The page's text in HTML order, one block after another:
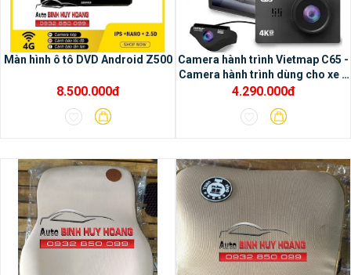
1/ Tiện ích của màng hình
– Trãi nghiệm các ứng dụng đa
tô trở nên sang trọng hơn– Kết nối được
thuận tiện– Sản phẩm chính hãng, thương
hiệu quốc tế, công nghệ Nhật Bản– Gồm
màn hình 9 inch và 10 inch– Độ bền & độ
ổn định cao, cấu hình mạnh mẽ, cảm ứng
mượt mà– Dễ dàng lắp đặt mà không ảnh
hưởng đến các phần thiết bị cơ bản của
Màn hình ô tô DVD Android Z500
8.500.000đ
Camera hành trình Vietmap C65 -
Camera hành trình dùng cho xe ô
tô
4.290.000đ